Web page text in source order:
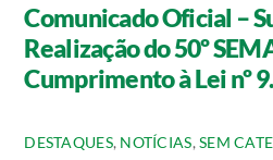
Comunicado Oficial –
Realização do 50º
Cumprimento à Lei nº
DESTAQUES, NOTÍCIAS,SEM